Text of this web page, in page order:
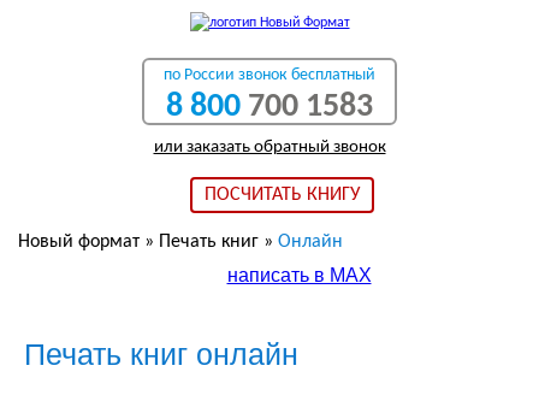
по России звонок бесплатный
8 800 700 1583
или заказать обратный звонок
ПОСЧИТАТЬ КНИГУ
Новый формат » Печать книг » Онлайн
написать в МАХ
Печать книг онлайн